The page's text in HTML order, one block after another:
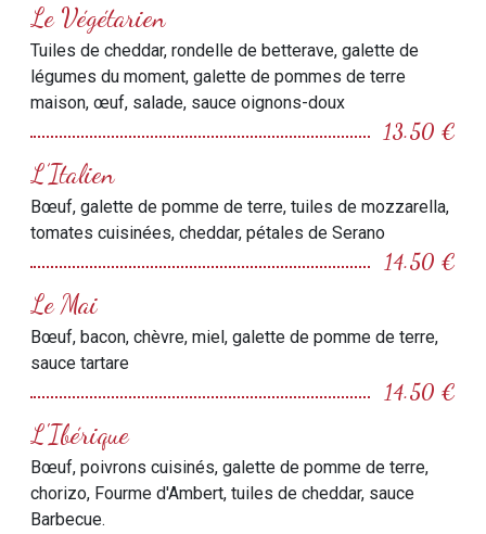
Le Végétarien
Tuiles de cheddar, rondelle de betterave, galette de
légumes du moment, galette de pommes de terre
maison, œuf, salade, sauce oignons-doux
13.50 €
L’Italien
Bœuf, galette de pomme de terre, tuiles de mozzarella,
tomates cuisinées, cheddar, pétales de Serano
14.50 €
Le Mai
Bœuf, bacon, chèvre, miel, galette de pomme de terre,
sauce tartare
14.50 €
L'Ibérique
Bœuf, poivrons cuisinés, galette de pomme de terre,
chorizo, Fourme d'Ambert, tuiles de cheddar, sauce
Barbecue.